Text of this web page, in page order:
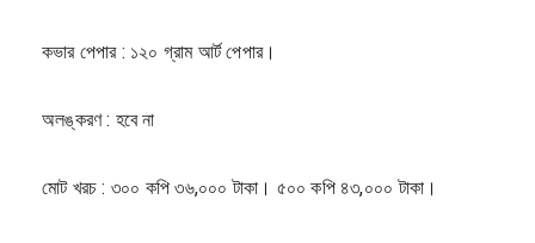
কভার পেপার : ১২০ গ্রাম আর্ট পেপার।
অলঙ্করণ : হবে না
মোট খরচ : ৩০০ কপি ৩৬,০০০ টাকা। ৫০০ কপি ৪৩,০০০ টাকা।